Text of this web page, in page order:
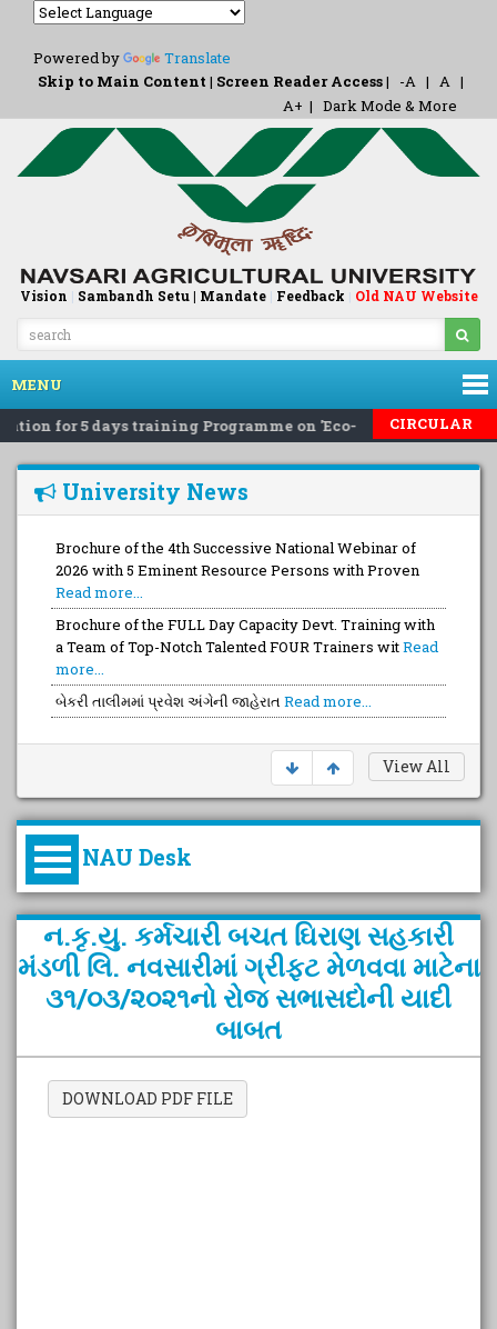
Powered by
Translate
Skip to Main Content | Screen Reader Access| -A | A |
A+ | Dark Mode & More
Vision | Sambandh Setu | Mandate| Feedback | Old NAU Website
MENU
for 5 days training Programme on 'Eco-Friendly Rodent
CIRCULAR
University News
Brochure of the 4th Successive National Webinar of
2026 with 5 Eminent Resource Persons with Proven
Read more...
Brochure of the FULL Day Capacity Devt. Training with
a Team of Top-Notch Talented FOUR Trainers witRead
more...
બેકરી તાલીમમાં પ્રવેશ અંગેની જાહેરાત Read more...
View All
NAU Desk
કુલપતિની પરિવર્તનકારી પહેલનું
વિહંગાવલોકન (ઓક્ટોબર ૨૦૨૦-૨૦૨૫)
Amalsad Chikoo Gets GI Tag:
Boost for Local Farmers and
Identity
ન.કૃ.યુ. કર્મચારી બચત ‍ઘિરાણ સહકારી
મંડળી ‍લિ. નવસારીમાં ગ્રીફટ મેળવવા માટેના
૩૧/૦૩/૨૦૨૧નો રોજ સભાસદોની યાદી
બાબત
DOWNLOAD PDF FILE